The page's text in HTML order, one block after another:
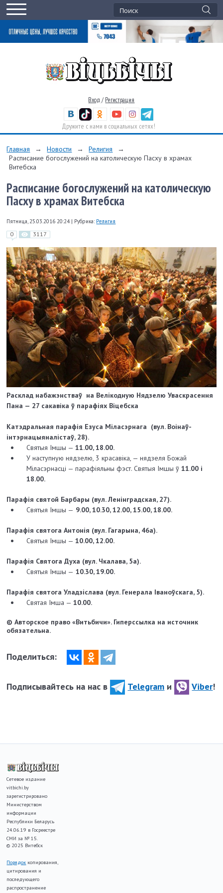
Вход / Регистрация
Дружите с нами в социальных сетях!
Главная → Новости → Религия
→
Расписание богослужений на католическую Пасху в храмах
Витебска
Расписание богослужений на католическую
Пасху в храмах Витебска
Пятница, 25.03.2016 20:24 | Рубрика: Религия
0 3117
Расклад набажэнстваў на Велікодную Нядзелю Уваскрасення
Пана — 27 сакавіка ў парафіях Віцебска
Катэдральная парафія Езуса Міласэрнага (вул. Воінаў-
інтэрнацыяналістаў, 28).
Святыя Імшы —11.00, 18.00.
У наступную нядзелю, 3 красавіка, — нядзеля Божай
Міласэрнасці — парафіяльны фэст. Святыя Імшы ў11.00 і
18.00.
Парафія святой Барбары (вул. Ленінградская, 27).
Святыя Імшы — 9.00, 10.30, 12.00, 15.00, 18.00.
Парафія святога Антонія (вул. Гагарына, 46а).
Святыя Імшы —10.00, 12.00.
Парафія Святога Духа (вул. Чкалава, 5а).
Святыя Імшы — 10.30, 19.00.
Парафія cвятога Уладзіслава (вул. Генерала Іваноўскага, 5).
Святая Імша —10.00.
© Авторское право «Витьбичи». Гиперссылка на источник
обязательна.
Поделиться:
Подписывайтесь на нас в Telegram и Viber!
Сетевое издание
vitbichi.by
зарегистрировано
Министерством
информации
Республики Беларусь
24.06.19 в Госреестре
СМИ за № 15.
© 2025 Витебск
Порядок копирования,
цитирования и
последующего
распространение